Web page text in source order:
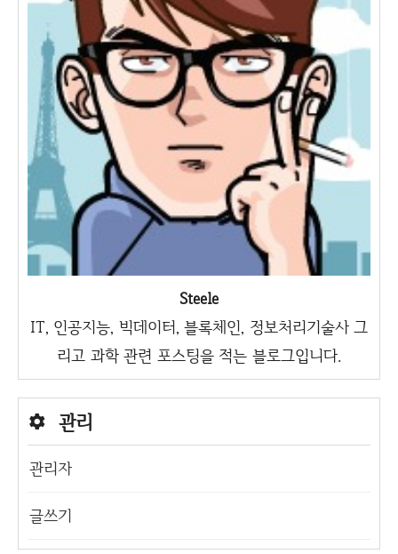
Steele
IT, 인공지능, 빅데이터, 블록체인, 정보처리기술사 그
리고 과학 관련 포스팅을 적는 블로그입니다.
관리
관리자
글쓰기